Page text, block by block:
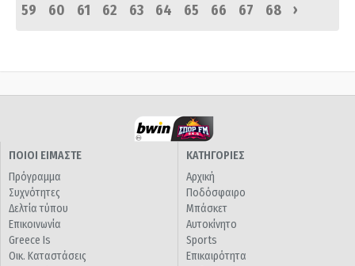
59
60 61 62 63 64 65 66 67 68 ›
ΠΟΙΟΙ ΕΙΜΑΣΤΕ
Πρόγραμμα
Συχνότητες
Δελτία τύπου
Επικοινωνία
Greece Is
Οικ. Καταστάσεις
ΚΑΤΗΓΟΡΙΕΣ
Αρχική
Ποδόσφαιρο
Μπάσκετ
Αυτοκίνητο
Sports
Επικαιρότητα